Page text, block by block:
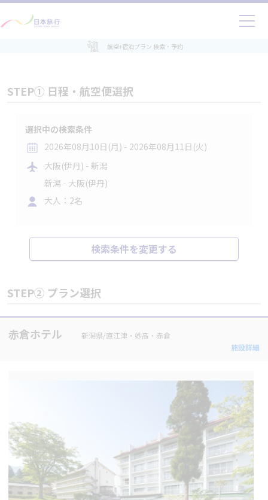
航空+宿泊プラン 検索・予約
STEP① 日程・航空便選択
選択中の検索条件
2026年08月10日(月) - 2026年08月11日(火)
大阪(伊丹) - 新潟
新潟 - 大阪(伊丹)
大人：2名
検索条件を変更する
STEP② プラン選択
赤倉ホテル
新潟県/直江津・妙高・赤倉
施設詳細